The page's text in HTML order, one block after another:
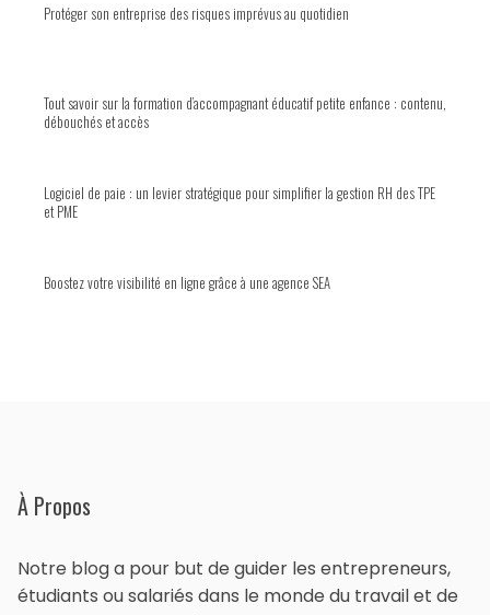
Protéger son entreprise des risques imprévus au quotidien
Tout savoir sur la formation d’accompagnant éducatif petite enfance : contenu,
débouchés et accès
Logiciel de paie : un levier stratégique pour simplifier la gestion RH des TPE
et PME
Boostez votre visibilité en ligne grâce à une agence SEA
À Propos
Notre blog a pour but de guider les entrepreneurs,
étudiants ou salariés dans le monde du travail et de